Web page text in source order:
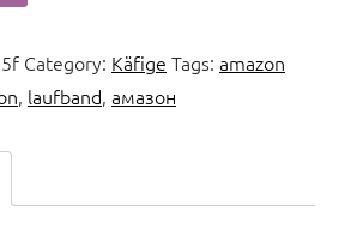
Category: Käfige Tags: amazon
, laufband, амазон